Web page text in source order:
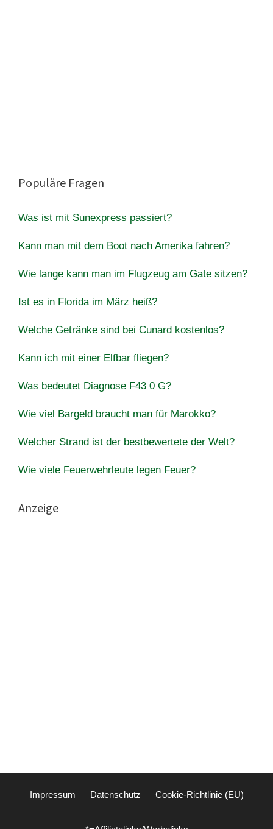
Populäre Fragen
Was ist mit Sunexpress passiert?
Kann man mit dem Boot nach Amerika fahren?
Wie lange kann man im Flugzeug am Gate sitzen?
Ist es in Florida im März heiß?
Welche Getränke sind bei Cunard kostenlos?
Kann ich mit einer Elfbar fliegen?
Was bedeutet Diagnose F43 0 G?
Wie viel Bargeld braucht man für Marokko?
Welcher Strand ist der bestbewertete der Welt?
Wie viele Feuerwehrleute legen Feuer?
Anzeige
Impressum Datenschutz Cookie-Richtlinie (EU)